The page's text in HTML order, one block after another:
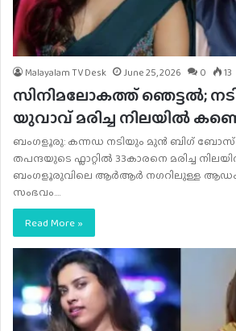
Malayalam TV Desk June 25, 2026 0 13
സിനിമലോകത്ത് ഞെട്ടൽ;
യുവാവ് മരിച്ച നിലയിൽ
ബംഗളൂരു: കന്നഡ നടിയും മുൻ ബിഗ് ബോസ്
തപന്ദയുടെ ഫ്ലാറ്റിൽ 33കാരനെ മരിച്ച
ബംഗളൂരുവിലെ ആർആർ നഗറിലുള്ള
സംഭവം.…
Read More »